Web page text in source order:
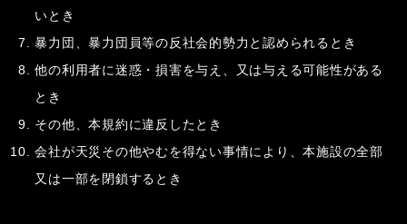
いとき
暴力団、暴力団員等の反社会的勢力と認められるとき
他の利用者に迷惑・損害を与え、又は与える可能性がある
とき
その他、本規約に違反したとき
会社が天災その他やむを得ない事情により、本施設の全部
又は一部を閉鎖するとき